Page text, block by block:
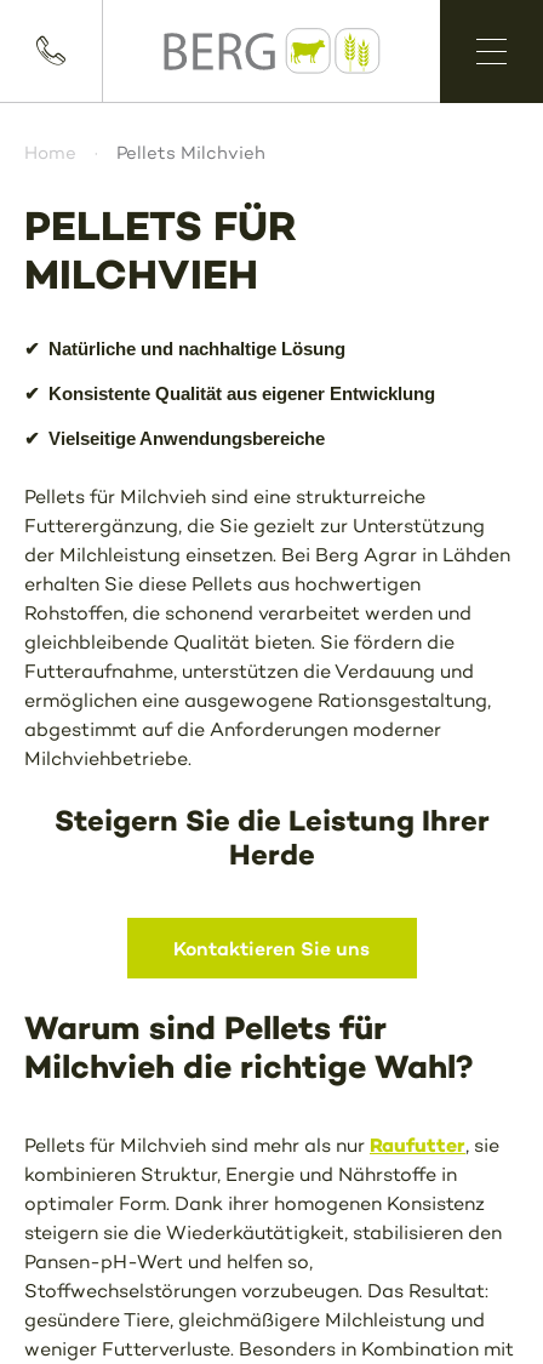
Home Pellets Milchvieh
PELLETS FÜR
MILCHVIEH
✔ Natürliche und nachhaltige Lösung
✔ Konsistente Qualität aus eigener Entwicklung
✔ Vielseitige Anwendungsbereiche
Pellets für Milchvieh sind eine strukturreiche
Futterergänzung, die Sie gezielt zur Unterstützung
der Milchleistung einsetzen. Bei Berg Agrar in Lähden
erhalten Sie diese Pellets aus hochwertigen
Rohstoffen, die schonend verarbeitet werden und
gleichbleibende Qualität bieten. Sie fördern die
Futteraufnahme, unterstützen die Verdauung und
ermöglichen eine ausgewogene Rationsgestaltung,
abgestimmt auf die Anforderungen moderner
Milchviehbetriebe.
Steigern Sie die Leistung Ihrer
Herde
Kontaktieren Sie uns
Warum sind Pellets für
Milchvieh die richtige Wahl?
Pellets für Milchvieh sind mehr als nur Raufutter, sie
kombinieren Struktur, Energie und Nährstoffe in
optimaler Form. Dank ihrer homogenen Konsistenz
steigern sie die Wiederkäutätigkeit, stabilisieren den
Pansen-pH-Wert und helfen so,
Stoffwechselstörungen vorzubeugen. Das Resultat:
gesündere Tiere, gleichmäßigere Milchleistung und
weniger Futterverluste. Besonders in Kombination mit